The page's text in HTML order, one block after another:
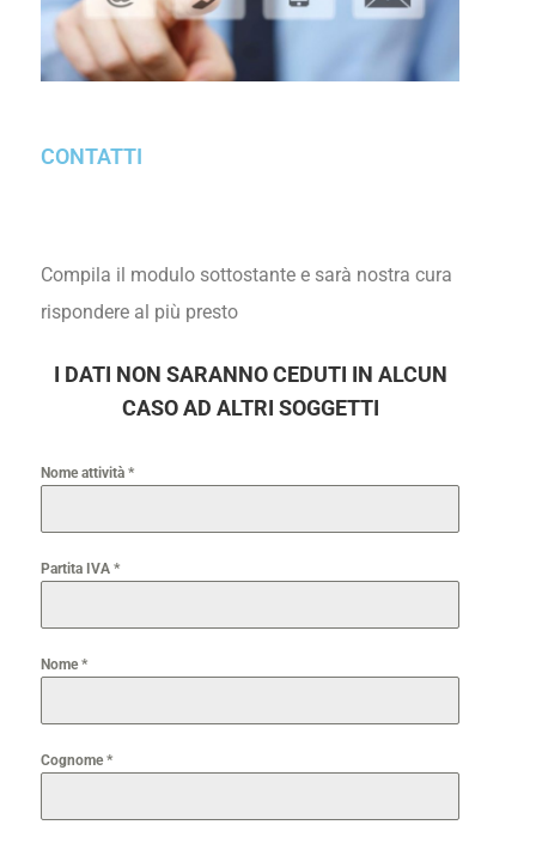
CONTATTI
Compila il modulo sottostante e sarà nostra cura
rispondere al più presto
I DATI NON SARANNO CEDUTI IN ALCUN
CASO AD ALTRI SOGGETTI
Nome attività *
Partita IVA *
Nome*
Cognome*